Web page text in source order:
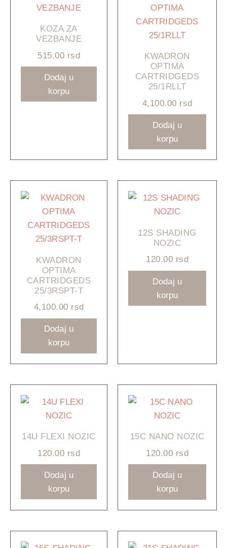
KOZA ZA
VEZBANJE
515.00 rsd
Dodaj u
korpu
KWADRON
OPTIMA
CARTRIDGEDS
25/1RLLT
4,100.00 rsd
Dodaj u
korpu
KWADRON
OPTIMA
CARTRIDGEDS
25/3RSPT-T
4,100.00 rsd
Dodaj u
korpu
12S SHADING
NOZIC
120.00 rsd
Dodaj u
korpu
14U FLEXI NOZIC
120.00 rsd
Dodaj u
korpu
15C NANO NOZIC
120.00 rsd
Dodaj u
korpu